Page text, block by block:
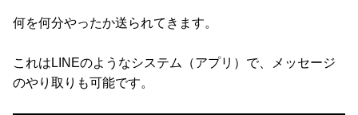
何を何分やったか送られてきます。
これはLINEのようなシステム（アプリ）で、メッセージ
のやり取りも可能です。